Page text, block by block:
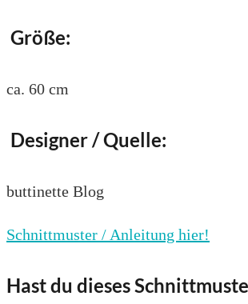
Größe:
ca. 60 cm
Designer / Quelle:
buttinette Blog
Schnittmuster / Anleitung hier!
Hast du dieses